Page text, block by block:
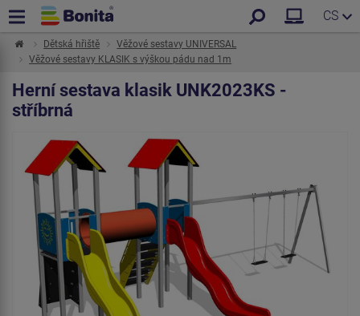
CS
Dětská hřiště
Věžové sestavy UNIVERSAL
Věžové sestavy KLASIK s výškou pádu nad 1m
Herní sestava klasik UNK2023KS -
stříbrná